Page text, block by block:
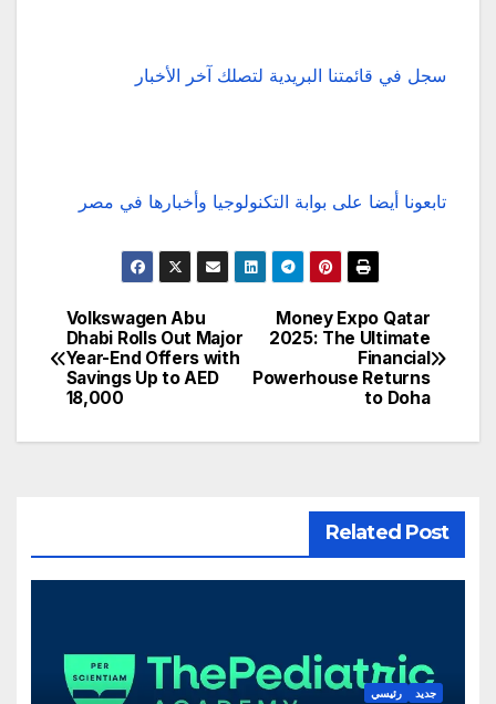
سجل في قائمتنا البريدية لتصلك آخر الأخبار
تابعونا أيضا على بوابة التكنولوجيا وأخبارها في مصر
تصفّح
المقالات
Volkswagen Abu
Dhabi Rolls Out Major
Year-End Offers with
Savings Up to AED
18,000
Money Expo Qatar
2025: The Ultimate
Financial
Powerhouse Returns
to Doha
Related Post
جديد رئيسي